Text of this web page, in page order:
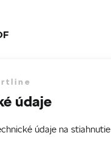
údaje
údaje na stiahnutie